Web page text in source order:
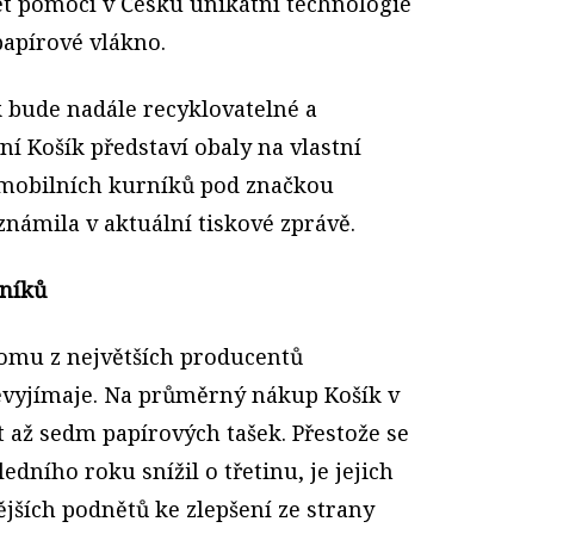
vlákno.
bude nadále recyklovatelné a
Košík představí obaly na vlastní
kurníků pod značkou
v aktuální tiskové zprávě.
z největších producentů
Na průměrný nákup Košík v
sedm papírových tašek. Přestože se
roku snížil o třetinu, je jejich
podnětů ke zlepšení ze strany